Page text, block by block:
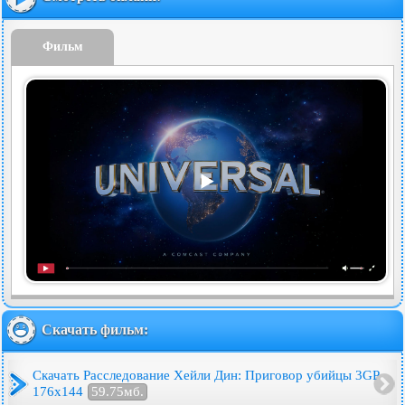
Фильм
Скачать фильм:
Скачать Расследование Хейли Дин: Приговор убийцы 3GP
176x144
59.75мб.